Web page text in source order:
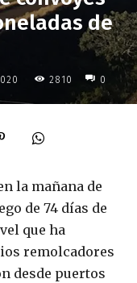
de
2810 0
la mañana de
de 74 días de
que ha
remolcadores
desde puertos